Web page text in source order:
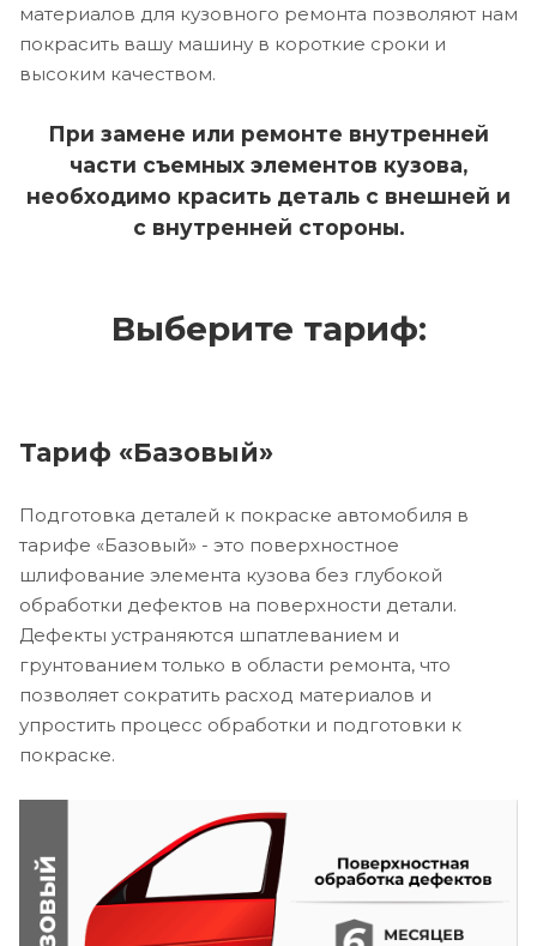
материалов для кузовного ремонта позволяют нам
покрасить вашу машину в короткие сроки и
высоким качеством.
При замене или ремонте внутренней
части съемных элементов кузова,
необходимо красить деталь с внешней и
с внутренней стороны.
Выберите тариф:
Тариф «Базовый»
Подготовка деталей к покраске автомобиля в
тарифе «Базовый» - это поверхностное
шлифование элемента кузова без глубокой
обработки дефектов на поверхности детали.
Дефекты устраняются шпатлеванием и
грунтованием только в области ремонта, что
позволяет сократить расход материалов и
упростить процесс обработки и подготовки к
покраске.